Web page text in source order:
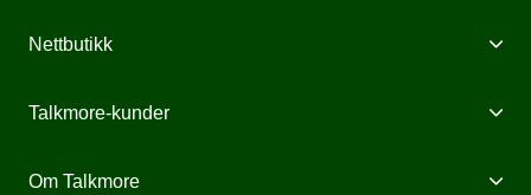
Mobilabonnement
Priser
Nettbutikk
Mobiltelefoner
Talkmore-kunder
Mine Sider
Om Talkmore